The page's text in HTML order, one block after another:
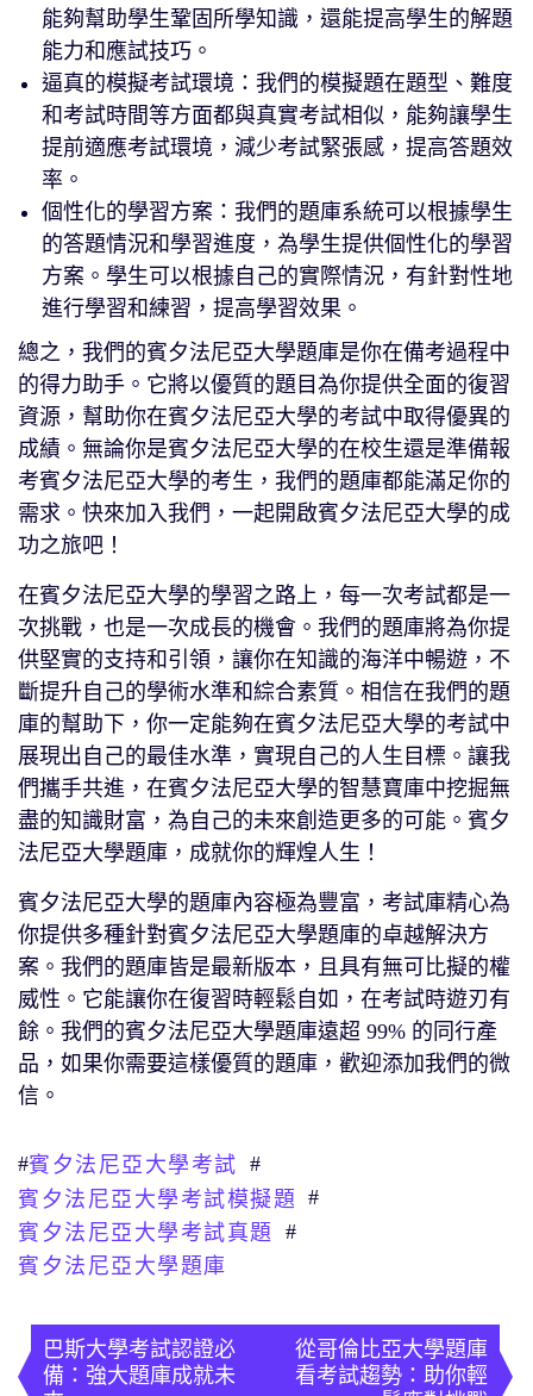
能夠幫助學生鞏固所學知識，還能提高學生的解題
能力和應試技巧。
逼真的模擬考試環境：我們的模擬題在題型、難度
和考試時間等方面都與真實考試相似，能夠讓學生
提前適應考試環境，減少考試緊張感，提高答題效
率。
個性化的學習方案：我們的題庫系統可以根據學生
的答題情況和學習進度，為學生提供個性化的學習
方案。學生可以根據自己的實際情況，有針對性地
進行學習和練習，提高學習效果。
總之，我們的賓夕法尼亞大學題庫是你在備考過程中
的得力助手。它將以優質的題目為你提供全面的復習
資源，幫助你在賓夕法尼亞大學的考試中取得優異的
成績。無論你是賓夕法尼亞大學的在校生還是準備報
考賓夕法尼亞大學的考生，我們的題庫都能滿足你的
需求。快來加入我們，一起開啟賓夕法尼亞大學的成
功之旅吧！
在賓夕法尼亞大學的學習之路上，每一次考試都是一
次挑戰，也是一次成長的機會。我們的題庫將為你提
供堅實的支持和引領，讓你在知識的海洋中暢遊，不
斷提升自己的學術水準和綜合素質。相信在我們的題
庫的幫助下，你一定能夠在賓夕法尼亞大學的考試中
展現出自己的最佳水準，實現自己的人生目標。讓我
們攜手共進，在賓夕法尼亞大學的智慧寶庫中挖掘無
盡的知識財富，為自己的未來創造更多的可能。賓夕
法尼亞大學題庫，成就你的輝煌人生！
賓夕法尼亞大學的題庫內容極為豐富，考試庫精心為
你提供多種針對賓夕法尼亞大學題庫的卓越解決方
案。我們的題庫皆是最新版本，且具有無可比擬的權
威性。它能讓你在復習時輕鬆自如，在考試時遊刃有
餘。我們的賓夕法尼亞大學題庫遠超 99% 的同行產
品，如果你需要這樣優質的題庫，歡迎添加我們的微
信。
#賓夕法尼亞大學考試 #
賓夕法尼亞大學考試模擬題 #
賓夕法尼亞大學考試真題
#
賓夕法尼亞大學題庫
章巴斯大學考試認證必
備：強大題庫成就未
從哥倫比亞大學題庫
看考試趨勢：助你輕